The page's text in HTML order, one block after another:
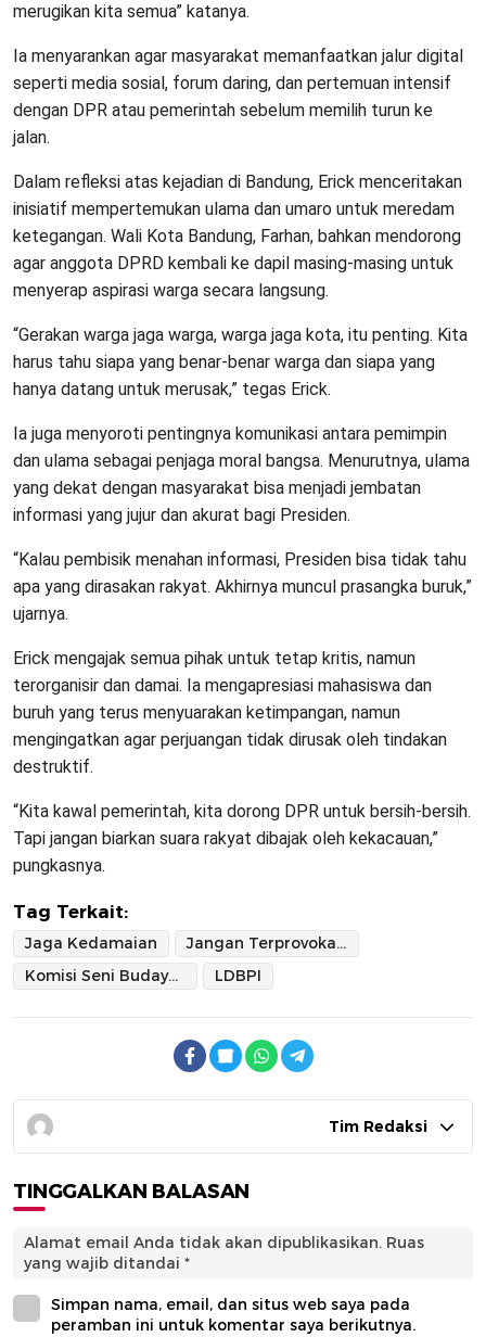
merugikan kita semua” katanya.
Ia menyarankan agar masyarakat memanfaatkan jalur digital
seperti media sosial, forum daring, dan pertemuan intensif
dengan DPR atau pemerintah sebelum memilih turun ke
jalan.
Dalam refleksi atas kejadian di Bandung, Erick menceritakan
inisiatif mempertemukan ulama dan umaro untuk meredam
ketegangan. Wali Kota Bandung, Farhan, bahkan mendorong
agar anggota DPRD kembali ke dapil masing-masing untuk
menyerap aspirasi warga secara langsung.
“Gerakan warga jaga warga, warga jaga kota, itu penting. Kita
harus tahu siapa yang benar-benar warga dan siapa yang
hanya datang untuk merusak,” tegas Erick.
Ia juga menyoroti pentingnya komunikasi antara pemimpin
dan ulama sebagai penjaga moral bangsa. Menurutnya, ulama
yang dekat dengan masyarakat bisa menjadi jembatan
informasi yang jujur dan akurat bagi Presiden.
“Kalau pembisik menahan informasi, Presiden bisa tidak tahu
apa yang dirasakan rakyat. Akhirnya muncul prasangka buruk,”
ujarnya.
Erick mengajak semua pihak untuk tetap kritis, namun
terorganisir dan damai. Ia mengapresiasi mahasiswa dan
buruh yang terus menyuarakan ketimpangan, namun
mengingatkan agar perjuangan tidak dirusak oleh tindakan
destruktif.
“Kita kawal pemerintah, kita dorong DPR untuk bersih-bersih.
Tapi jangan biarkan suara rakyat dibajak oleh kekacauan,”
pungkasnya.
Tag Terkait:
Jaga Kedamaian
Jangan Terprovokasi
Komisi Seni Budaya MUI
LDBPI
Tim Redaksi
TINGGALKAN BALASAN
Alamat email Anda tidak akan dipublikasikan. Ruas
yang wajib ditandai *
Simpan nama, email, dan situs web saya pada
peramban ini untuk komentar saya berikutnya.